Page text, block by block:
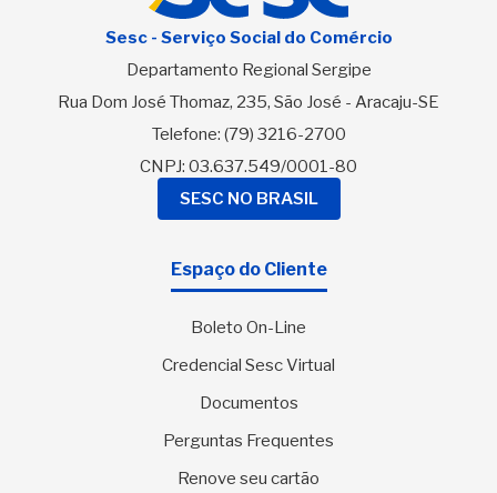
Sesc - Serviço Social do Comércio
Departamento Regional Sergipe
Rua Dom José Thomaz, 235, São José - Aracaju-SE
Telefone: (79) 3216-2700
CNPJ: 03.637.549/0001-80
SESC NO BRASIL
Espaço do Cliente
Boleto On-Line
Credencial Sesc Virtual
Documentos
Perguntas Frequentes
Renove seu cartão